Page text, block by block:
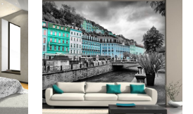
wiele
wariantów.
Opcje
można
wybrać
na
stronie